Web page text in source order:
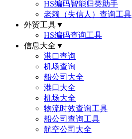
HS编码智能归类助手
老赖（失信人）查询工具
外贸工具▼
HS编码查询工具
信息大全 ▼
港口查询
机场查询
船公司大全
港口大全
机场大全
物流时效查询工具
船公司查询工具
航空公司大全